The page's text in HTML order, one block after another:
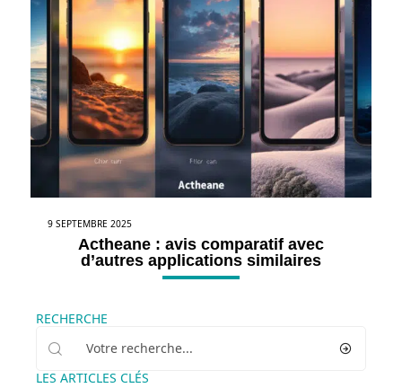
9 SEPTEMBRE 2025
Actheane : avis comparatif avec
d’autres applications similaires
RECHERCHE
LES ARTICLES CLÉS